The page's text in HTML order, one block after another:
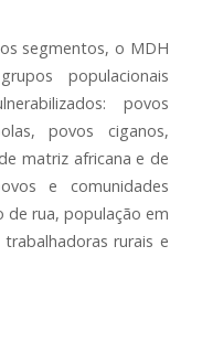
segmentos, o MDH
populacionais
povos
povos ciganos,
matriz africana e de
e comunidades
de rua, população em
rurais e